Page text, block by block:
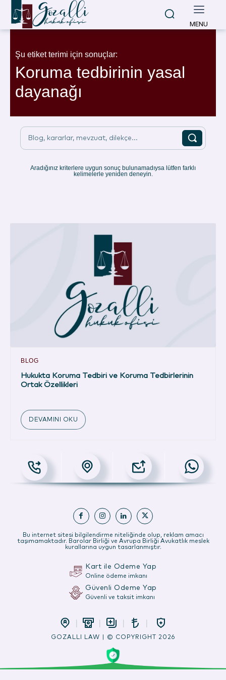
MENU
Şu etiket terimi için sonuçlar:
Koruma tedbirinin yasal
dayanağı
Blog, kararlar, mevzuat, dilekçe...
Aradığınız kriterlere uygun sonuç bulunamadıysa lütfen farklı
kelimelerle yeniden deneyin.
BLOG
Hukukta Koruma Tedbiri ve Koruma Tedbirlerinin
Ortak Özellikleri
DEVAMINI OKU
Bu internet sitesi bilgilendirme niteliğinde olup, reklam amacı
taşımamaktadır. Barolar Birliği ve Avrupa Birliği Avukatlık meslek
kurallarına uygun tasarlanmıştır.
Kart ile Ödeme Yap
Online ödeme imkanı
Güvenli Ödeme Yap
Güvenli ve taksit imkanı
GOZALLI LAW | © COPYRIGHT 2026